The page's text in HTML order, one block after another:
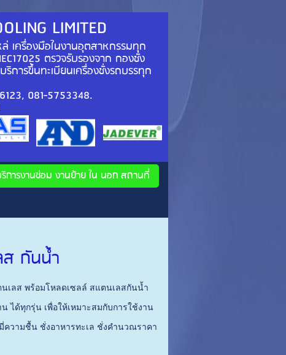
LIMITED
เครื่องมือในงานอุตสาหกรรมทุก
ตรวจรับรองจาก กองชั่ง
การขึ้นทะเบียนเครื่องชั่งรถบรรทุก
ละประเทศเพื่อนบ้าน)
081-5753348.
การงานซ่อม งานย้าย ใน นอก สถานที่
ส กันน้ำ
นเลส พร้อมโหลดเซลล์ สแตนเลสกันน้ำ
ได้ทุกรุ่น เพื่อให้เหมาะสมกับการใช้งาน
ความชื้น ชั่งอาหารทะเล ชั่งคำนวณราคา